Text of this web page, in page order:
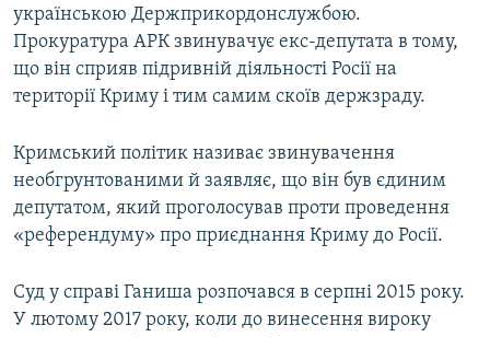
українською Держприкордонслужбою.
Прокуратура АРК звинувачує екс-депутата в тому,
що він сприяв підривній діяльності Росії на
території Криму і тим самим скоїв держзраду.
Кримський політик називає звинувачення
необгрунтованими й заявляє, що він був єдиним
депутатом, який проголосував проти проведення
«референдуму» про приєднання Криму до Росії.
Суд у справі Ганиша розпочався в серпні 2015 року.
У лютому 2017 року, коли до винесення вироку